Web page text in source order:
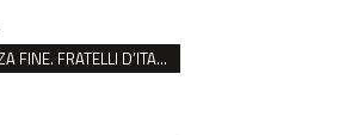
HELLWATT, SCONTRO SENZA FINE. FRATELLI D’ITALIA: “MILANI PORTA DOCUMENTI, DE FRANCO INSULTI”